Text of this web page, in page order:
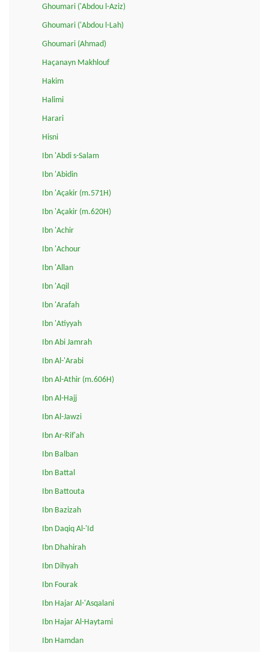
Ghoumari ('Abdou l-Aziz)
Ghoumari ('Abdou l-Lah)
Ghoumari (Ahmad)
Haçanayn Makhlouf
Hakim
Halimi
Harari
Hisni
Ibn 'Abdi s-Salam
Ibn 'Abidin
Ibn 'Açakir (m.571H)
Ibn 'Açakir (m.620H)
Ibn 'Achir
Ibn 'Achour
Ibn 'Allan
Ibn 'Aqil
Ibn 'Arafah
Ibn 'Atiyyah
Ibn Abi Jamrah
Ibn Al-'Arabi
Ibn Al-Athir (m.606H)
Ibn Al-Hajj
Ibn Al-Jawzi
Ibn Ar-Rif'ah
Ibn Balban
Ibn Battal
Ibn Battouta
Ibn Bazizah
Ibn Daqiq Al-'Id
Ibn Dhahirah
Ibn Dihyah
Ibn Fourak
Ibn Hajar Al-'Asqalani
Ibn Hajar Al-Haytami
Ibn Hamdan